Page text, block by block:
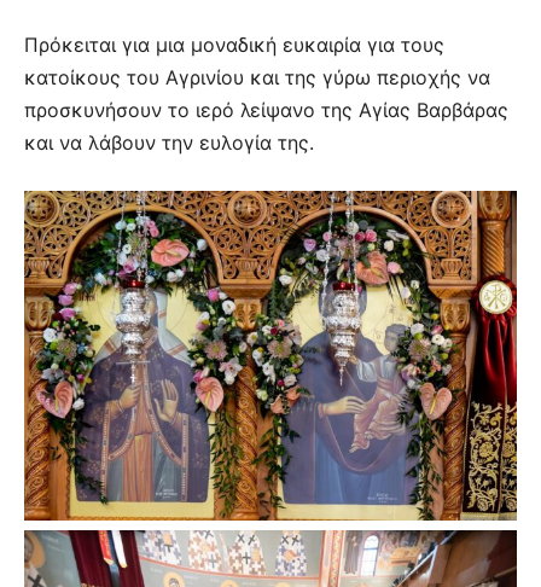
Πρόκειται για μια μοναδική ευκαιρία για τους
κατοίκους του Αγρινίου και της γύρω περιοχής να
προσκυνήσουν το ιερό λείψανο της Αγίας Βαρβάρας
και να λάβουν την ευλογία της.